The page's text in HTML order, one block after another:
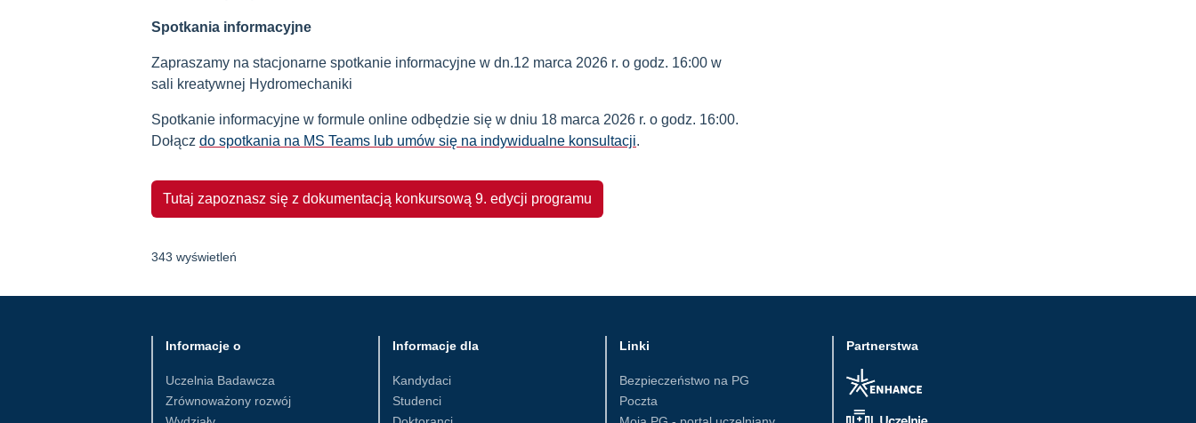
Spotkania informacyjne
Zapraszamy na stacjonarne spotkanie informacyjne w dn.12 marca 2026 r. o godz. 16:00 w
sali kreatywnej Hydromechaniki
Spotkanie informacyjne w formule online odbędzie się w dniu 18 marca 2026 r. o godz. 16:00.
Dołącz do spotkania na MS Teams lub umów się na indywidualne konsultacji.
Tutaj zapoznasz się z dokumentacją konkursową 9. edycji programu
343 wyświetleń
Partnerstwa
Informacje o
Uczelnia Badawcza
Zrównoważony rozwój
Informacje dla
Kandydaci
Studenci
Linki
Bezpieczeństwo na PG
Poczta